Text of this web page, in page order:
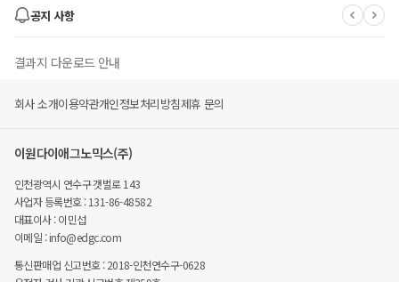
공지 사항
결과지 다운로드 안내
유후 멤버스 몰 폐지 안내
유후(YouWho) 사이트' EDGC 종합몰' 변경 안내
회사 소개이용약관개인정보처리방침제휴 문의
이원다이애그노믹스(주)
인천광역시 연수구 갯벌로 143
사업자 등록번호 : 131-86-48582
대표이사 : 이민섭
이메일 : info@edgc.com
통신판매업 신고번호 : 2018-인천연수구-0628